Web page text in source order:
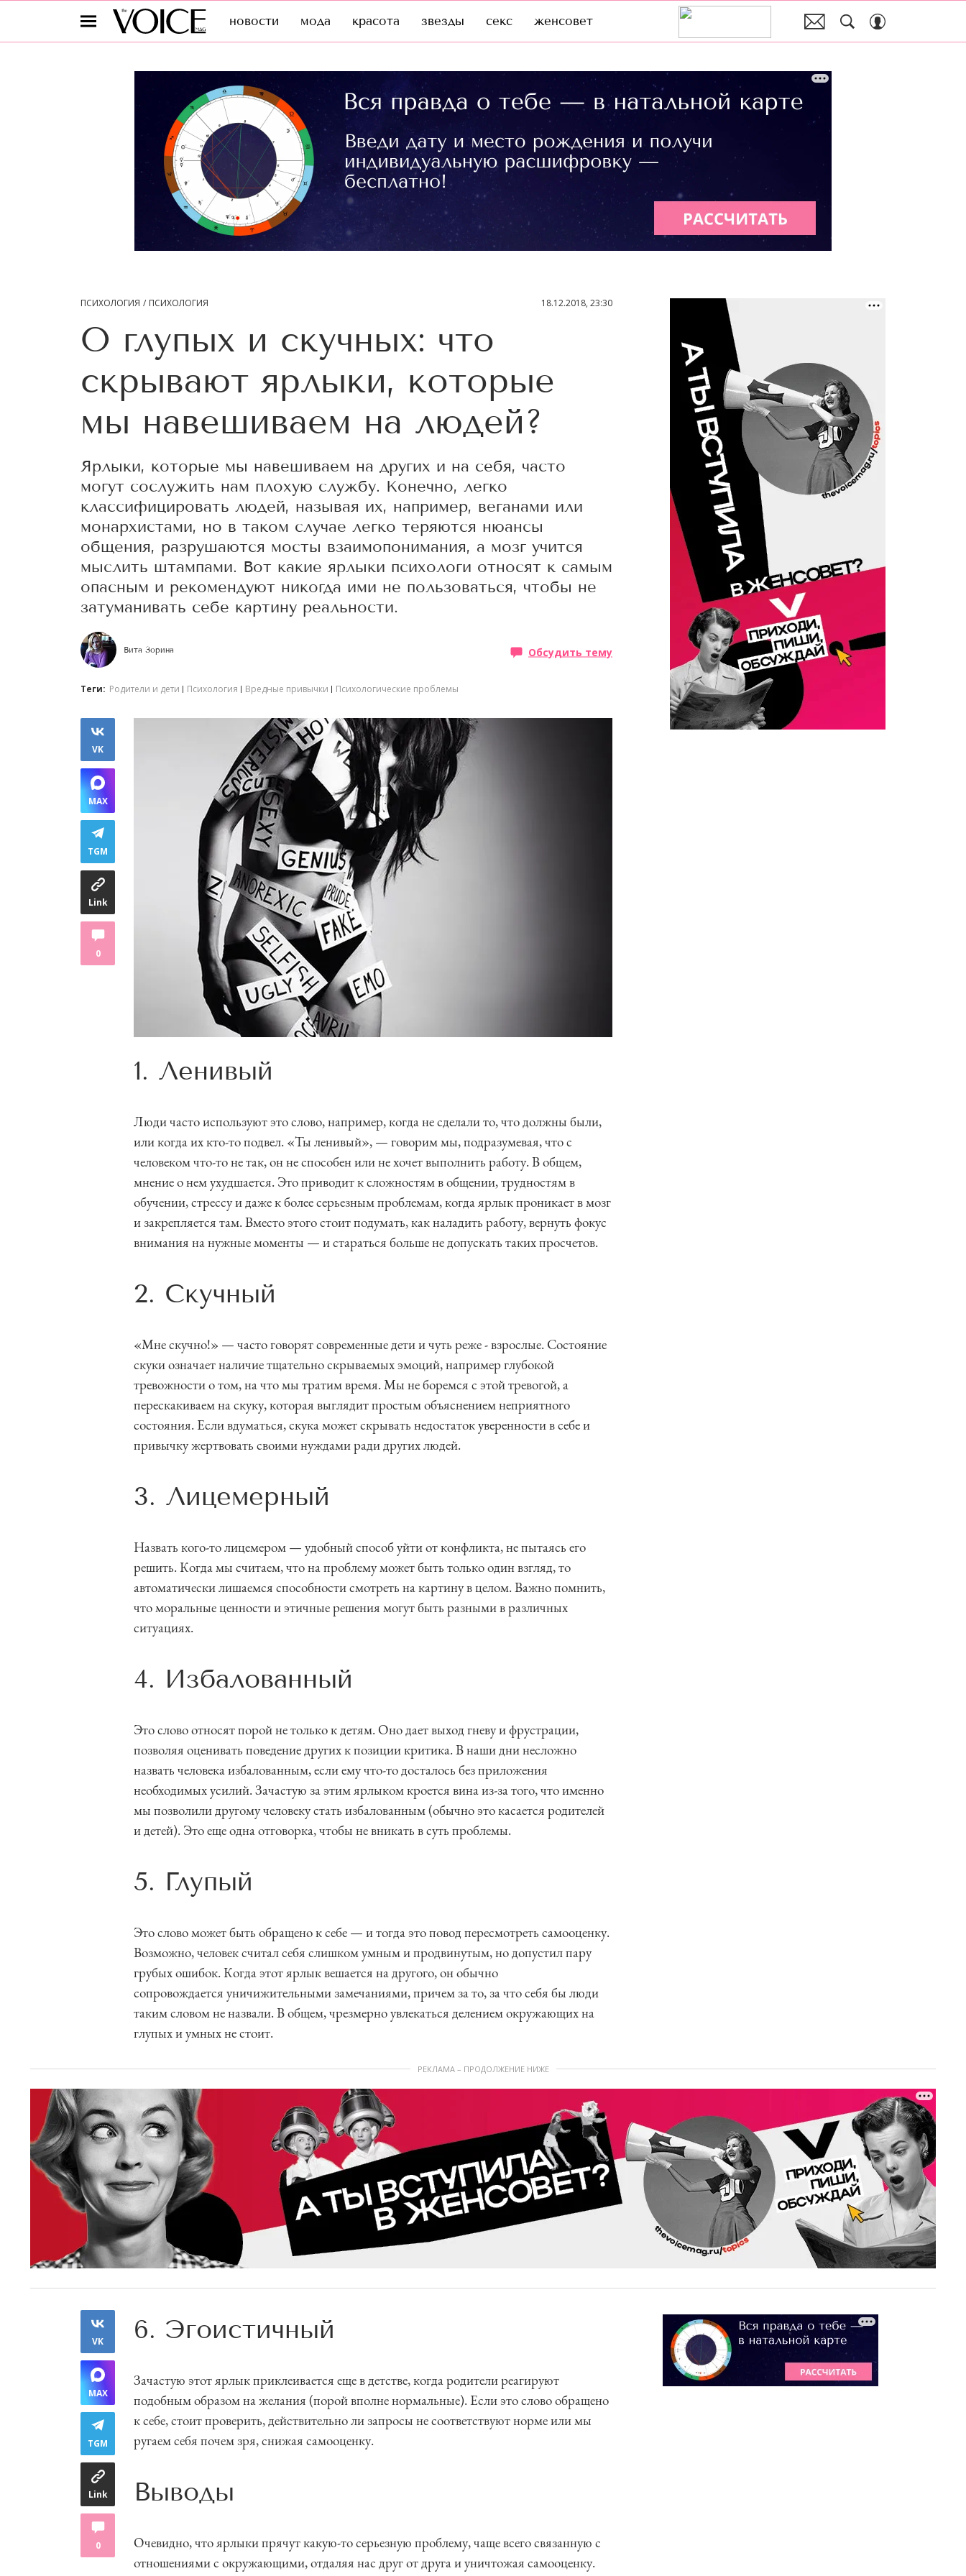
новости мода красота звезды секс женсовет
ПСИХОЛОГИЯ ПСИХОЛОГИЯ 18.12.2018, 23:30
О глупых и скучных: что
скрывают ярлыки, которые
мы навешиваем на людей?
Ярлыки, которые мы навешиваем на других и на себя, часто
могут сослужить нам плохую службу. Конечно, легко
классифицировать людей, называя их, например, веганами или
монархистами, но в таком случае легко теряются нюансы
общения, разрушаются мосты взаимопонимания, а мозг учится
мыслить штампами. Вот какие ярлыки психологи относят к самым
опасным и рекомендуют никогда ими не пользоваться, чтобы не
затуманивать себе картину реальности.
Вита Зорина Обсудить тему
Теги: Родители и дети Психология Вредные привычки Психологические проблемы
VK
MAX
TGM
Link
0
1. Ленивый
Люди часто используют это слово, например, когда не сделали то, что должны были,
или когда их кто-то подвел. «Ты ленивый», — говорим мы, подразумевая, что с
человеком что-то не так, он не способен или не хочет выполнить работу. В общем,
мнение о нем ухудшается. Это приводит к сложностям в общении, трудностям в
обучении, стрессу и даже к более серьезным проблемам, когда ярлык проникает в мозг
и закрепляется там. Вместо этого стоит подумать, как наладить работу, вернуть фокус
внимания на нужные моменты — и стараться больше не допускать таких просчетов.
2. Скучный
«Мне скучно!» — часто говорят современные дети и чуть реже - взрослые. Состояние
скуки означает наличие тщательно скрываемых эмоций, например глубокой
тревожности о том, на что мы тратим время. Мы не боремся с этой тревогой, а
перескакиваем на скуку, которая выглядит простым объяснением неприятного
состояния. Если вдуматься, скука может скрывать недостаток уверенности в себе и
привычку жертвовать своими нуждами ради других людей.
3. Лицемерный
Назвать кого-то лицемером — удобный способ уйти от конфликта, не пытаясь его
решить. Когда мы считаем, что на проблему может быть только один взгляд, то
автоматически лишаемся способности смотреть на картину в целом. Важно помнить,
что моральные ценности и этичные решения могут быть разными в различных
ситуациях.
4. Избалованный
Это слово относят порой не только к детям. Оно дает выход гневу и фрустрации,
позволяя оценивать поведение других к позиции критика. В наши дни несложно
назвать человека избалованным, если ему что-то досталось без приложения
необходимых усилий. Зачастую за этим ярлыком кроется вина из-за того, что именно
мы позволили другому человеку стать избалованным (обычно это касается родителей
и детей). Это еще одна отговорка, чтобы не вникать в суть проблемы.
5. Глупый
Это слово может быть обращено к себе — и тогда это повод пересмотреть самооценку.
Возможно, человек считал себя слишком умным и продвинутым, но допустил пару
грубых ошибок. Когда этот ярлык вешается на другого, он обычно
сопровождается уничижительными замечаниями, причем за то, за что себя бы люди
таким словом не назвали. В общем, чрезмерно увлекаться делением окружающих на
глупых и умных не стоит.
РЕКЛАМА – ПРОДОЛЖЕНИЕ НИЖЕ
VK
MAX
TGM
Link
0
6. Эгоистичный
Зачастую этот ярлык приклеивается еще в детстве, когда родители реагируют
подобным образом на желания (порой вполне нормальные). Если это слово обращено
к себе, стоит проверить, действительно ли запросы не соответствуют норме или мы
ругаем себя почем зря, снижая самооценку.
Выводы
Очевидно, что ярлыки прячут какую-то серьезную проблему, чаще всего связанную с
отношениями с окружающими, отдаляя нас друг от друга и уничтожая самооценку.